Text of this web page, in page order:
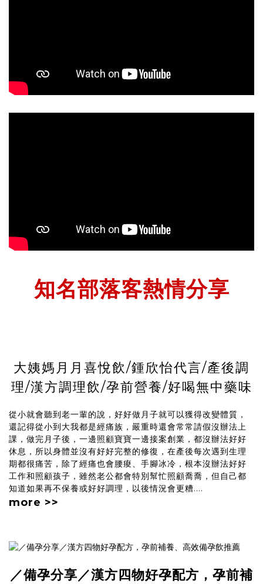
知名部落客熱情分享
大姨媽月月喜悅飲/鍾欣怡代言/產後調
理/漢方調理飲/孕前營養/好喝無中藥味
從小就會聽到老一輩的說，好好做月子就可以獲得改變體質，
還記得從小到大我都是經痛族，嚴重時還會常常請假沒辦法上
課，做完月子後，一邊照顧寶寶一邊接案創業，都沒辦法好好
休息，所以身體並沒有好好完整的修復，在產後每次遇到生理
期都很痛苦，除了經痛也會腰痠、手腳冰冷，根本沒辦法好好
工作和照顧孩子，雖然老公都會特別幫忙照顧喬喬，但自己都
知道如果再不保養或好好調理，以後情況會更糟....
more >>
／備孕分享／漢方四物好孕配方，孕前補